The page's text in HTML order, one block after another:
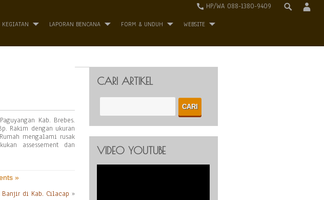
HP/WA 088-1380-9409
KEGIATAN LAPORAN BENCANA FORM & UNDUH WEBSITE
Kab. Brebes.
Rakim dengan ukuran
mengalami rusak
assessement dan
»
Banjir di Kab. Cilacap »
CARI ARTIKEL
VIDEO YOUTUBE